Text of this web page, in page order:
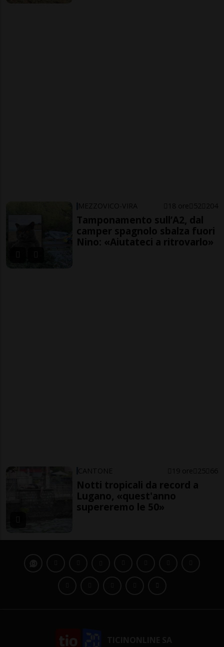
MEZZOVICO-VIRA 18 ore 52 204
Tamponamento sull’A2, dal
camper spagnolo sbalza fuori
Nino: «Aiutateci a ritrovarlo»
CANTONE 19 ore 25 66
Notti tropicali da record a
Lugano, «quest'anno
supereremo le 50»